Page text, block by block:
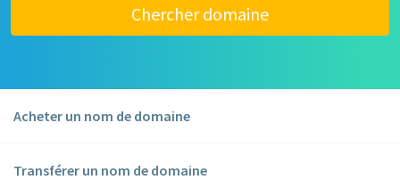
Chercher domaine
Acheter un nom de domaine
Transférer un nom de domaine